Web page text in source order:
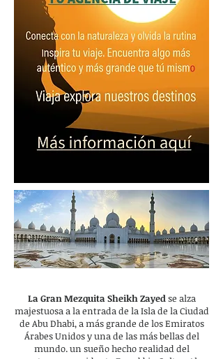
La Gran Mezquita Sheikh Zayedse alza
majestuosa a la entrada de la Isla de la Ciudad
de Abu Dhabi, a más grande de los Emiratos
Árabes Unidos y una de las más bellas del
mundo. un sueño hecho realidad del